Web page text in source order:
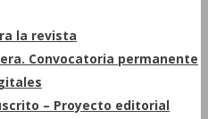
la revista
Convocatoria permanente
– Proyecto editorial